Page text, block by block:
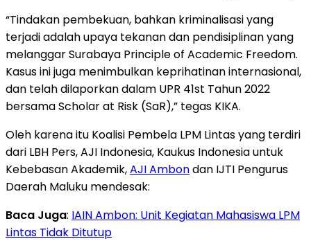
“Tindakan pembekuan, bahkan kriminalisasi yang
terjadi adalah upaya tekanan dan pendisiplinan yang
melanggar Surabaya Principle of Academic Freedom.
Kasus ini juga menimbulkan keprihatinan internasional,
dan telah dilaporkan dalam UPR 41st Tahun 2022
bersama Scholar at Risk (SaR),” tegas KIKA.
Oleh karena itu Koalisi Pembela LPM Lintas yang terdiri
dari LBH Pers, AJI Indonesia, Kaukus Indonesia untuk
Kebebasan Akademik,AJI Ambondan IJTI Pengurus
Daerah Maluku mendesak:
Baca Juga: IAIN Ambon: Unit Kegiatan Mahasiswa LPM
Lintas Tidak Ditutup